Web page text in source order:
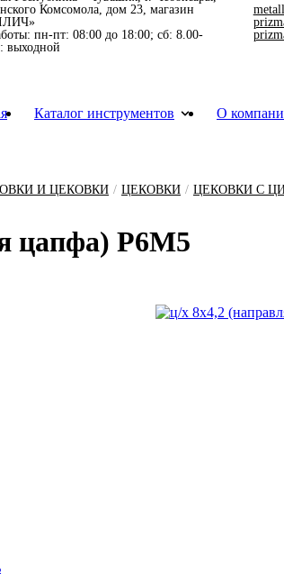
Комсомола, дом 23, магазин
пн-пт: 08:00 до 18:00; сб: 8.00-
выходной
Каталог инструментов О
И ЦЕКОВКИ / ЦЕКОВКИ / ЦЕКОВКИ С
цап­фа) Р6М5